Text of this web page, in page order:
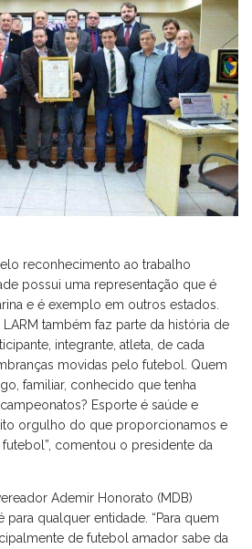
reconhecimento ao trabalho
possui uma representação que é
e é exemplo em outros estados.
também faz parte da história de
integrante, atleta, de cada
movidas pelo futebol. Quem
familiar, conhecido que tenha
Esporte é saúde e
orgulho do que proporcionamos e
comentou o presidente da
Ademir Honorato (MDB)
qualquer entidade. “Para quem
de futebol amador sabe da